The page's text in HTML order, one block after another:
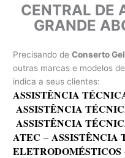
CENTRAL DE
GRANDE
Precisando deConserto
outras marcas e modelos
indica a seus clientes:
ASSISTÊNCIA
ASSISTÊNCIA
ASSISTÊNCIA
ATEC –ASSISTÊNCIA
ELETRODOMÉSTICOS